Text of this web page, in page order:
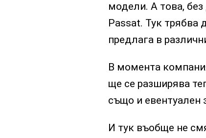
модели. А това, без
Passat. Тук трябва
предлага в
В момента
ще се разширява
също и евентуален
И тук въобще не